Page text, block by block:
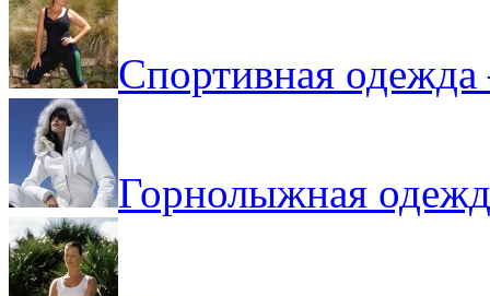
Спортивная одежда
Горнолыжная